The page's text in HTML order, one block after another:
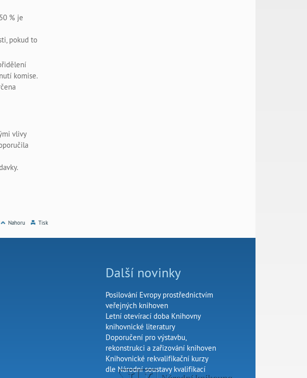
% je
pokud to
komise.
vlivy
Nahoru Tisk
Další novinky
Posilování Evropy prostřednictvím
veřejných knihoven
Letní otevírací doba Knihovny
knihovnické literatury
Doporučení pro výstavbu,
rekonstrukci a zařizování knihoven
Knihovnické rekvalifikační kurzy
dle Národní soustavy kvalifikací